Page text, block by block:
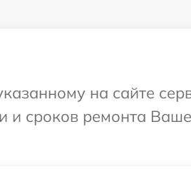
на сайте
и сроков ремонта